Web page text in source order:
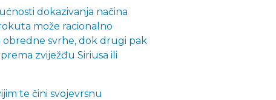
dokazivanja načina
može racionalno
obredne svrhe, dok drugi pak
zviježđu Siriusa ili
te čini svojevrsnu